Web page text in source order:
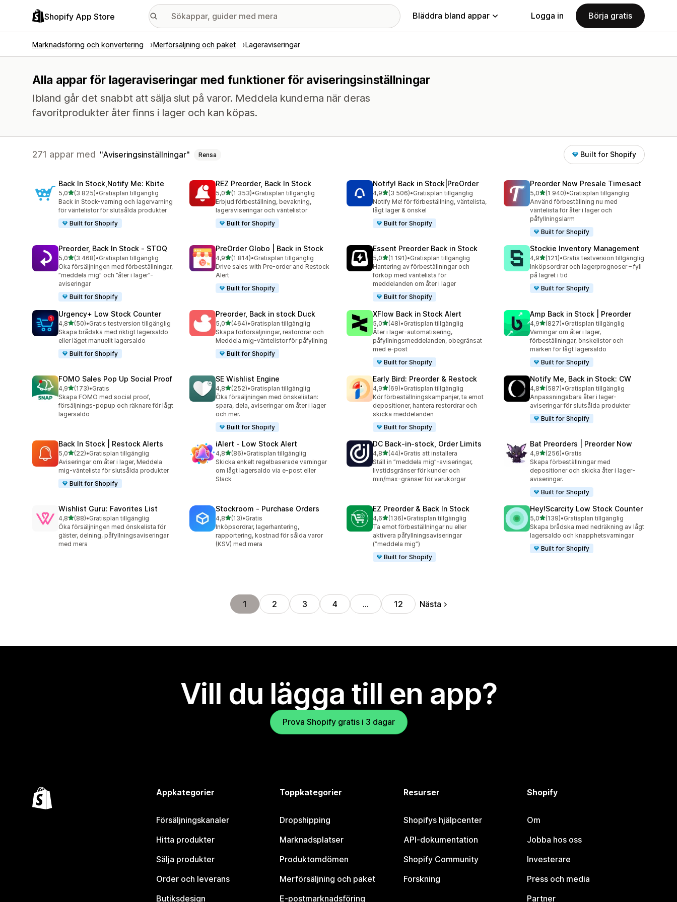
Shopify App Store Bläddra bland appar Logga in Börja gratis
Marknadsföring och konvertering Merförsäljning och paket Lageraviseringar
Alla appar för lageraviseringar med funktioner för aviseringsinställningar
Ibland går det snabbt att sälja slut på varor. Meddela kunderna när deras
favoritprodukter åter finns i lager och kan köpas.
271 appar med Aviseringsinställningar Rensa Built for Shopify
Back In Stock,Notify Me: Kbite
5,0av 5 stjärnor
(3 825)
3825 recensioner totalt
•Gratisplan tillgänglig
Back in Stock-varning och lagervarning
för väntelistor för slutsålda produkter
Built for Shopify
REZ Preorder, Back In Stock
5,0av 5 stjärnor
(1 353)
1353 recensioner totalt
•Gratisplan tillgänglig
Erbjud förbeställning, bevakning,
lageraviseringar och väntelistor
Built for Shopify
Notify! Back in Stock|PreOrder
4,9av 5 stjärnor
(3 506)
3506 recensioner totalt
•Gratisplan tillgänglig
Notify Me! för förbeställning, väntelista,
lågt lager & önskel
Built for Shopify
Preorder Now Presale Timesact
5,0av 5 stjärnor
(1 940)
1940 recensioner totalt
•Gratisplan tillgänglig
Använd förbeställning nu med
väntelista för åter i lager och
påfyllningslarm
Built for Shopify
Preorder, Back In Stock ‑ STOQ
5,0av 5 stjärnor
(3 468)
3468 recensioner totalt
•Gratisplan tillgänglig
Öka försäljningen med förbeställningar,
”meddela mig” och ”åter i lager”-
aviseringar
Built for Shopify
PreOrder Globo | Back in Stock
4,9av 5 stjärnor
(1 814)
1814 recensioner totalt
•Gratisplan tillgänglig
Drive sales with Pre-order and Restock
Alert
Built for Shopify
Essent Preorder Back in Stock
5,0av 5 stjärnor
(1 191)
1191 recensioner totalt
•Gratisplan tillgänglig
Hantering av förbeställningar och
förköp med väntelista för
meddelanden om åter i lager
Built for Shopify
Stockie Inventory Management
4,9av 5 stjärnor
(121)
121 recensioner totalt
•Gratis testversion tillgänglig
Inköpsordrar och lagerprognoser – fyll
på lagret i tid
Built for Shopify
Urgency+ Low Stock Counter
4,8av 5 stjärnor
(50)
50 recensioner totalt
•Gratis testversion tillgänglig
Skapa brådska med riktigt lagersaldo
eller läget manuellt lagersaldo
Built for Shopify
Preorder, Back in stock Duck
5,0av 5 stjärnor
(464)
464 recensioner totalt
•Gratisplan tillgänglig
Skapa förförsäljningar, restordrar och
Meddela mig-väntelistor för påfyllning
Built for Shopify
XFlow Back in Stock Alert
5,0av 5 stjärnor
(48)
48 recensioner totalt
•Gratisplan tillgänglig
Åter i lager-automatisering,
påfyllningsmeddelanden, obegränsat
med e-post
Built for Shopify
Amp Back in Stock | Preorder
4,9av 5 stjärnor
(827)
827 recensioner totalt
•Gratisplan tillgänglig
Varningar om åter i lager,
förbeställningar, önskelistor och
märken för lågt lagersaldo
Built for Shopify
FOMO Sales Pop Up Social Proof
4,9av 5 stjärnor
(173)
173 recensioner totalt
•Gratis
Skapa FOMO med social proof,
försäljnings-popup och räknare för lågt
lagersaldo
SE Wishlist Engine
4,8av 5 stjärnor
(252)
252 recensioner totalt
•Gratisplan tillgänglig
Öka försäljningen med önskelistan:
spara, dela, aviseringar om åter i lager
och mer.
Built for Shopify
Early Bird: Preorder & Restock
4,9av 5 stjärnor
(69)
69 recensioner totalt
•Gratisplan tillgänglig
Kör förbeställningskampanjer, ta emot
depositioner, hantera restordrar och
skicka meddelanden
Built for Shopify
Notify Me, Back in Stock: CW
4,8av 5 stjärnor
(587)
587 recensioner totalt
•Gratisplan tillgänglig
Anpassningsbara åter i lager-
aviseringar för slutsålda produkter
Built for Shopify
Back In Stock | Restock Alerts
5,0av 5 stjärnor
(22)
22 recensioner totalt
•Gratisplan tillgänglig
Aviseringar om åter i lager, Meddela
mig-väntelista för slutsålda produkter
Built for Shopify
iAlert ‑ Low Stock Alert
4,8av 5 stjärnor
(86)
86 recensioner totalt
•Gratisplan tillgänglig
Skicka enkelt regelbaserade varningar
om lågt lagersaldo via e-post eller
Slack
DC Back‑in‑stock, Order Limits
4,8av 5 stjärnor
(44)
44 recensioner totalt
•Gratis att installera
Ställ in ”meddela mig”-aviseringar,
livstidsgränser för kunder och
min/max-gränser för varukorgar
Bat Preorders | Preorder Now
4,9av 5 stjärnor
(256)
256 recensioner totalt
•Gratis
Skapa förbeställningar med
depositioner och skicka åter i lager-
aviseringar.
Built for Shopify
Wishlist Guru: Favorites List
4,8av 5 stjärnor
(88)
88 recensioner totalt
•Gratisplan tillgänglig
Öka försäljningen med önskelista för
gäster, delning, påfyllningsaviseringar
med mera
Stockroom ‑ Purchase Orders
4,8av 5 stjärnor
(13)
13 recensioner totalt
•Gratis
Inköpsordrar, lagerhantering,
rapportering, kostnad för sålda varor
(KSV) med mera
EZ Preorder & Back In Stock
4,6av 5 stjärnor
(136)
136 recensioner totalt
•Gratisplan tillgänglig
Ta emot förbeställningar nu eller
aktivera påfyllningsaviseringar
(”meddela mig”)
Built for Shopify
Hey!Scarcity Low Stock Counter
5,0av 5 stjärnor
(139)
139 recensioner totalt
•Gratisplan tillgänglig
Skapa brådska med nedräkning av lågt
lagersaldo och knapphetsvarningar
Built for Shopify
1 2 3 4 … 12 Nästa
Vill du lägga till en app?
Prova Shopify gratis i 3 dagar
Appkategorier
Försäljningskanaler
Hitta produkter
Sälja produkter
Order och leverans
Butiksdesign
Toppkategorier
Dropshipping
Marknadsplatser
Produktomdömen
Merförsäljning och paket
E-postmarknadsföring
Resurser
Shopifys hjälpcenter
API-dokumentation
Shopify Community
Forskning
Shopify
Om
Jobba hos oss
Investerare
Press och media
Partner